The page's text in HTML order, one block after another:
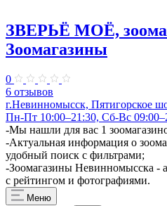
ЗВЕРЬЁ МОЁ,
Зоомагазины
0
6 отзывов
г.Невинномысск, Пятигорское
Пн-Пт 10:00–21:30, Сб-Вс
-Мы нашли для вас 1
-Актуальная информация о
удобный поиск с фильтрами;
-Зоомагазины Невинномысска -
с рейтингом и фотографиями.
Меню